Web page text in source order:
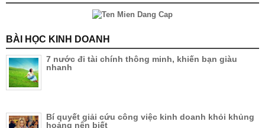
BÀI HỌC KINH DOANH
7 nước đi tài chính thông minh, khiến bạn giàu
nhanh
Bí quyết giải cứu công việc kinh doanh khỏi khủng
hoảng nên biết